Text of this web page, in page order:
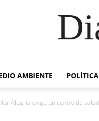
AMBIENTE POLÍTICA
Alegría exige un centro de